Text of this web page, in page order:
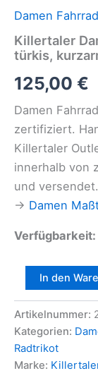
Damen
Killertaler
türkis,
125,00 €
Damen
zertifiziert.
Killertaler
innerhalb von
und versendet.
→ Damen
Verfügbarkeit:
Killertaler
Fahrradtrikot
"Bergvolk"
—
türkis,
kurzarm
Menge
In den
Artikelnummer:
Kategorien:
Radtrikot
Marke: